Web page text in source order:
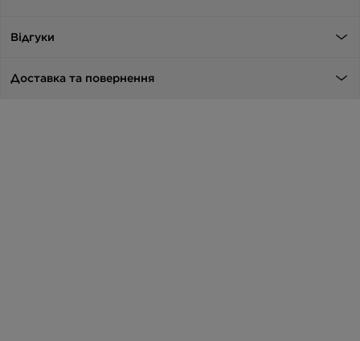
Відгуки
Доставка та повернення